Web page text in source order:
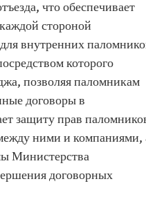
что обеспечивает
стороной
внутренних
которого
позволяя паломникам
договоры в
защиту прав
ними и компаниями,
Министерства
договорных